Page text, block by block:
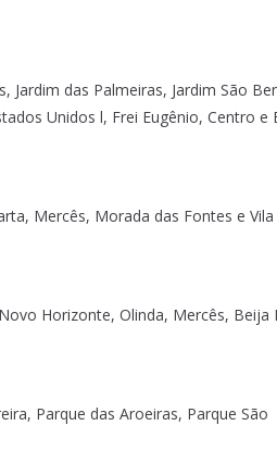
Jardim das Palmeiras, Jardim São
Unidos l, Frei Eugênio, Centro e
Mercês, Morada das Fontes e Vila
Horizonte, Olinda, Mercês, Beija
Parque das Aroeiras, Parque São